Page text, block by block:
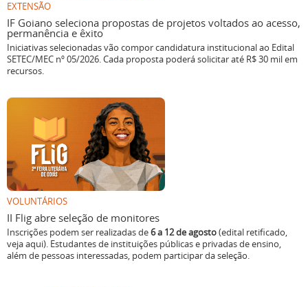
EXTENSÃO
IF Goiano seleciona propostas de projetos voltados ao acesso,
permanência e êxito
Iniciativas selecionadas vão compor candidatura institucional ao Edital
SETEC/MEC nº 05/2026. Cada proposta poderá solicitar até R$ 30 mil em
recursos.
VOLUNTÁRIOS
II Flig abre seleção de monitores
Inscrições podem ser realizadas de6 a 12 de agosto(edital retificado,
veja aqui). Estudantes de instituições públicas e privadas de ensino,
além de pessoas interessadas, podem participar da seleção.